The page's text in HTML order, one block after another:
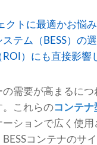
クトに最適かお
テム（BESS）の
）にも直接影響
需要が高まるに
。これらのコンテ
ションで広く使
コンテナのサ